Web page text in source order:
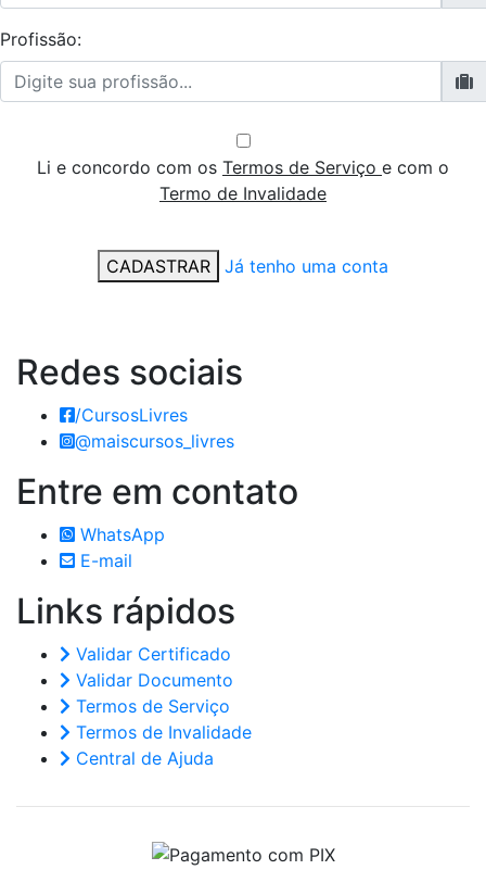
Profissão:
Li e concordo com os Termos de Serviço e com o
Termo de Invalidade
CADASTRAR Já tenho uma conta
Redes sociais
/CursosLivres
@maiscursos_livres
Entre em contato
WhatsApp
E-mail
Links rápidos
Validar Certificado
Validar Documento
Termos de Serviço
Termos de Invalidade
Central de Ajuda